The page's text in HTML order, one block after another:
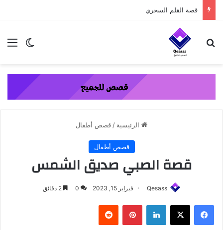
content
قصة القلم السحري
الوضع بحث عن
الرئيسية / قصص أطفال
قصص أطفال
قصة الصبي صديق الشمس
Qesass فبراير 15, 2023 0
فيسبوك ‫X لينكدإن بينتيريست